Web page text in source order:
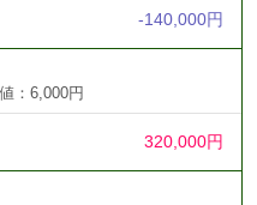
-140,000円
：6,000円
320,000円